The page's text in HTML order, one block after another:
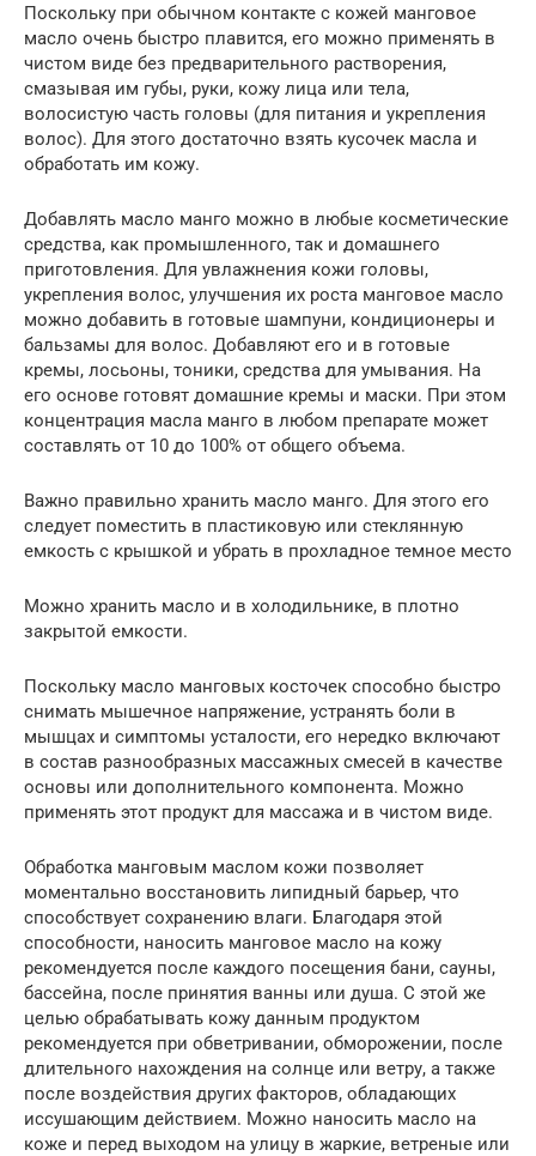
Поскольку при обычном контакте с кожей манговое
масло очень быстро плавится, его можно применять в
чистом виде без предварительного растворения,
смазывая им губы, руки, кожу лица или тела,
волосистую часть головы (для питания и укрепления
волос). Для этого достаточно взять кусочек масла и
обработать им кожу.
Добавлять масло манго можно в любые косметические
средства, как промышленного, так и домашнего
приготовления. Для увлажнения кожи головы,
укрепления волос, улучшения их роста манговое масло
можно добавить в готовые шампуни, кондиционеры и
бальзамы для волос. Добавляют его и в готовые
кремы, лосьоны, тоники, средства для умывания. На
его основе готовят домашние кремы и маски. При этом
концентрация масла манго в любом препарате может
составлять от 10 до 100% от общего объема.
Важно правильно хранить масло манго. Для этого его
следует поместить в пластиковую или стеклянную
емкость с крышкой и убрать в прохладное темное место
Можно хранить масло и в холодильнике, в плотно
закрытой емкости.
Поскольку масло манговых косточек способно быстро
снимать мышечное напряжение, устранять боли в
мышцах и симптомы усталости, его нередко включают
в состав разнообразных массажных смесей в качестве
основы или дополнительного компонента. Можно
применять этот продукт для массажа и в чистом виде.
Обработка манговым маслом кожи позволяет
моментально восстановить липидный барьер, что
способствует сохранению влаги. Благодаря этой
способности, наносить манговое масло на кожу
рекомендуется после каждого посещения бани, сауны,
бассейна, после принятия ванны или душа. С этой же
целью обрабатывать кожу данным продуктом
рекомендуется при обветривании, обморожении, после
длительного нахождения на солнце или ветру, а также
после воздействия других факторов, обладающих
иссушающим действием. Можно наносить масло на
коже и перед выходом на улицу в жаркие, ветреные или